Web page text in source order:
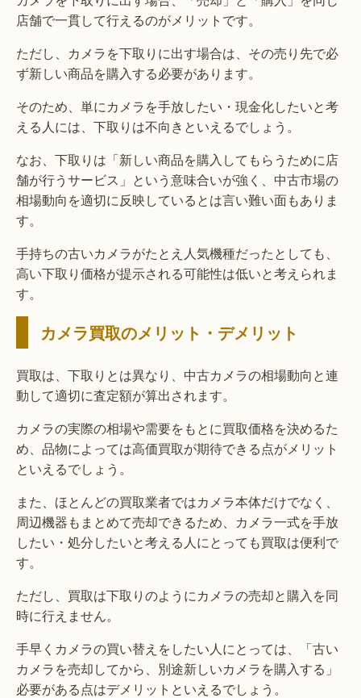
店舗で一貫して行えるのがメリットです。
ただし、カメラを下取りに出す場合は、その売り先で必
ず新しい商品を購入する必要があります。
そのため、単にカメラを手放したい・現金化したいと考
える人には、下取りは不向きといえるでしょう。
なお、下取りは「新しい商品を購入してもらうために店
舗が行うサービス」という意味合いが強く、中古市場の
相場動向を適切に反映しているとは言い難い面もありま
す。
手持ちの古いカメラがたとえ人気機種だったとしても、
高い下取り価格が提示される可能性は低いと考えられま
す。
カメラ買取のメリット・デメリット
買取は、下取りとは異なり、中古カメラの相場動向と連
動して適切に査定額が算出されます。
カメラの実際の相場や需要をもとに買取価格を決めるた
め、品物によっては高価買取が期待できる点がメリット
といえるでしょう。
また、ほとんどの買取業者ではカメラ本体だけでなく、
周辺機器もまとめて売却できるため、カメラ一式を手放
したい・処分したいと考える人にとっても買取は便利で
す。
ただし、買取は下取りのようにカメラの売却と購入を同
時に行えません。
手早くカメラの買い替えをしたい人にとっては、「古い
カメラを売却してから、別途新しいカメラを購入する」
必要がある点はデメリットといえるでしょう。